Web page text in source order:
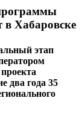
Хабаровске
этап
два года 35